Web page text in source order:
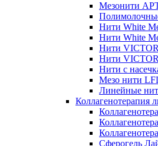
Мезонити
Нити White
Нити White
Нити
Нити
Нити с
Мезо нити
Линейные
Коллагенотерапия
Сферогель